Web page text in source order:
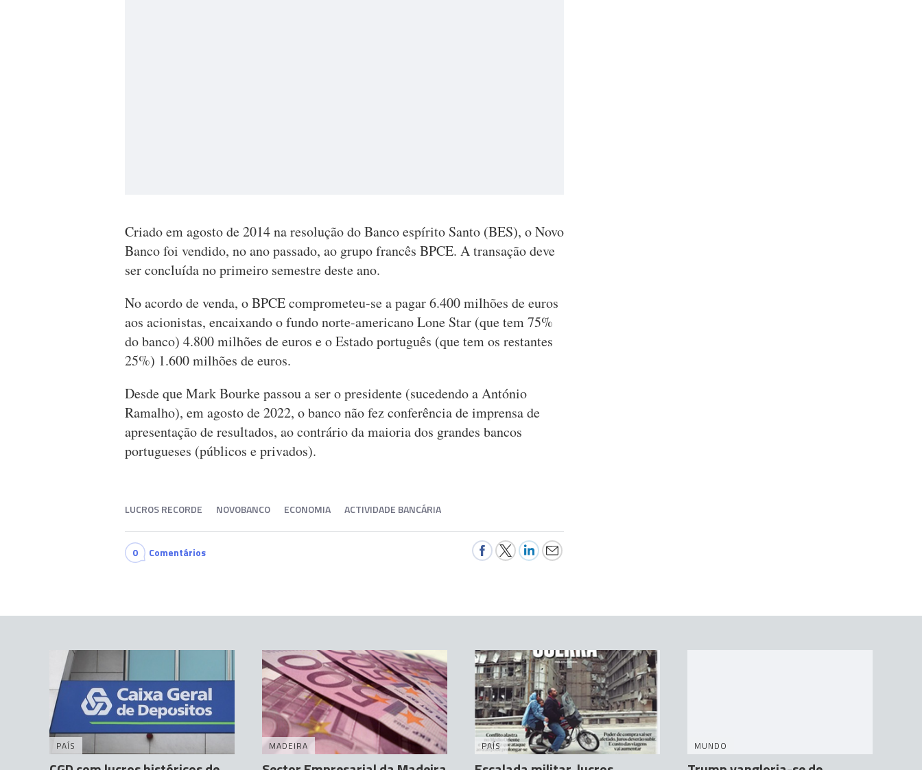
Criado em agosto de 2014 na resolução do Banco espírito Santo (BES), o Novo
Banco foi vendido, no ano passado, ao grupo francês BPCE. A transação deve
ser concluída no primeiro semestre deste ano.
No acordo de venda, o BPCE comprometeu-se a pagar 6.400 milhões de euros
aos acionistas, encaixando o fundo norte-americano Lone Star (que tem 75%
do banco) 4.800 milhões de euros e o Estado português (que tem os restantes
25%) 1.600 milhões de euros.
Desde que Mark Bourke passou a ser o presidente (sucedendo a António
Ramalho), em agosto de 2022, o banco não fez conferência de imprensa de
apresentação de resultados, ao contrário da maioria dos grandes bancos
portugueses (públicos e privados).
LUCROS RECORDE NOVOBANCO ECONOMIA ACTIVIDADE BANCÁRIA
0 Comentários
PAÍS MADEIRA PAÍS MUNDO